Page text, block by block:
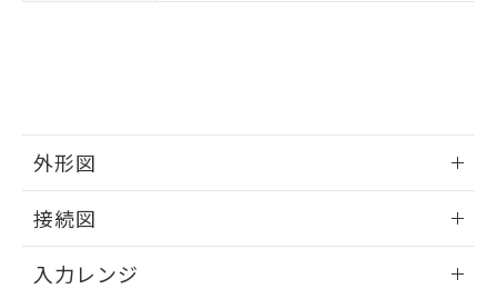
外形図
接続図
入力レンジ